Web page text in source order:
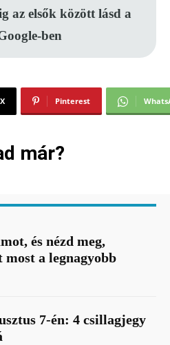
az elsők között lásd a
ben
X Pinterest
már?
és nézd meg,
a legnagyobb
7-én: 4 csillagjegy